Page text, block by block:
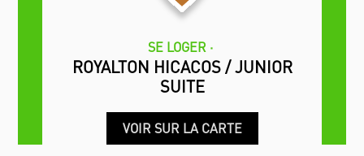
ROYALTON HICACOS / JUNIOR
SUITE
SE LOGER